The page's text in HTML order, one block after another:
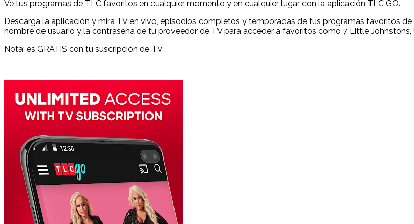
Ve tus programas de TLC favoritos en cualquier momento y en cualquier lugar con la aplicación TLC GO.
Descarga la aplicación y mira TV en vivo, episodios completos y temporadas de tus programas favoritos
nombre de usuario y la contraseña de tu proveedor de TV para acceder a favoritos como 7 Little
Nota: es GRATIS con tu suscripción de TV.